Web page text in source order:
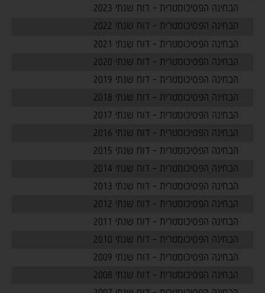
הבחינה הפסיכומטרית - דוח שנתי 2023
הבחינה הפסיכומטרית - דוח שנתי 2022
הבחינה הפסיכומטרית - דוח שנתי 2021
הבחינה הפסיכומטרית - דוח שנתי 2020
הבחינה הפסיכומטרית - דוח שנתי 2019
הבחינה הפסיכומטרית - דוח שנתי 2018
הבחינה הפסיכומטרית - דוח שנתי 2017
הבחינה הפסיכומטרית - דוח שנתי 2016
הבחינה הפסיכומטרית - דוח שנתי 2015
הבחינה הפסיכומטרית - דוח שנתי 2014
הבחינה הפסיכומטרית - דוח שנתי 2013
הבחינה הפסיכומטרית - דוח שנתי 2012
הבחינה הפסיכומטרית - דוח שנתי 2011
הבחינה הפסיכומטרית - דוח שנתי 2010
הבחינה הפסיכומטרית - דוח שנתי 2009
הבחינה הפסיכומטרית - דוח שנתי 2008